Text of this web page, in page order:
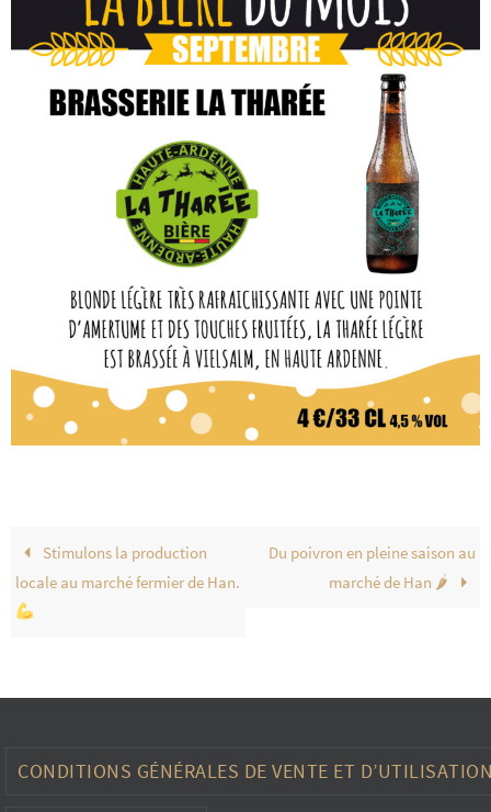
Stimulons la production
locale au marché fermier de Han.
Du poivron en pleine saison au
marché de Han 🌶
CONDITIONS GÉNÉRALES DE VENTE ET